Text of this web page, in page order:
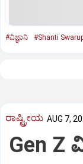
#ವಿಜ್ಞಾನಿ #Shanti
ರಾಷ್ಟ್ರೀಯ AUG 7,
Gen Z